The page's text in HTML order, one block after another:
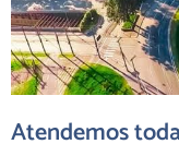
Atendemos